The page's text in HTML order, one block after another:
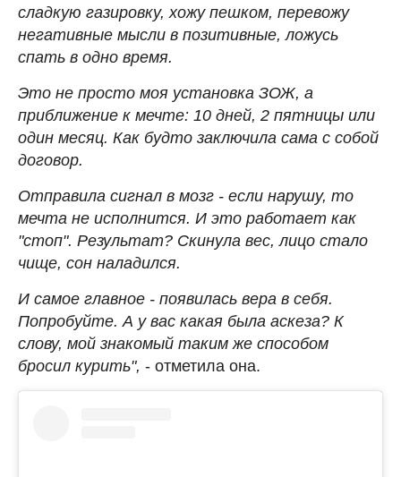
сладкую газировку, хожу пешком, перевожу
негативные мысли в позитивные, ложусь
спать в одно время.
Это не просто моя установка ЗОЖ, а
приближение к мечте: 10 дней, 2 пятницы или
один месяц. Как будто заключила сама с собой
договор.
Отправила сигнал в мозг - если нарушу, то
мечта не исполнится. И это работает как
"стоп". Результат? Скинула вес, лицо стало
чище, сон наладился.
И самое главное - появилась вера в себя.
Попробуйте. А у вас какая была аскеза? К
слову, мой знакомый таким же способом
бросил курить", - отметила она.